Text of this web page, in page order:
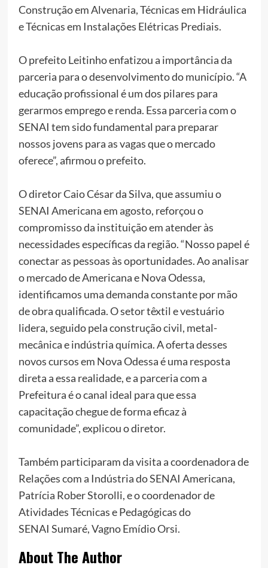
Construção em Alvenaria, Técnicas em Hidráulica
e Técnicas em Instalações Elétricas Prediais.
O prefeito Leitinho enfatizou a importância da
parceria para o desenvolvimento do município. “A
educação profissional é um dos pilares para
gerarmos emprego e renda. Essa parceria com o
SENAI tem sido fundamental para preparar
nossos jovens para as vagas que o mercado
oferece”, afirmou o prefeito.
O diretor Caio César da Silva, que assumiu o
SENAI Americana em agosto, reforçou o
compromisso da instituição em atender às
necessidades específicas da região. “Nosso papel é
conectar as pessoas às oportunidades. Ao analisar
o mercado de Americana e Nova Odessa,
identificamos uma demanda constante por mão
de obra qualificada. O setor têxtil e vestuário
lidera, seguido pela construção civil, metal-
mecânica e indústria química. A oferta desses
novos cursos em Nova Odessa é uma resposta
direta a essa realidade, e a parceria com a
Prefeitura é o canal ideal para que essa
capacitação chegue de forma eficaz à
comunidade”, explicou o diretor.
Também participaram da visita a coordenadora de
Relações com a Indústria do SENAI Americana,
Patrícia Rober Storolli, e o coordenador de
Atividades Técnicas e Pedagógicas do
SENAI Sumaré, Vagno Emídio Orsi.
About The Author